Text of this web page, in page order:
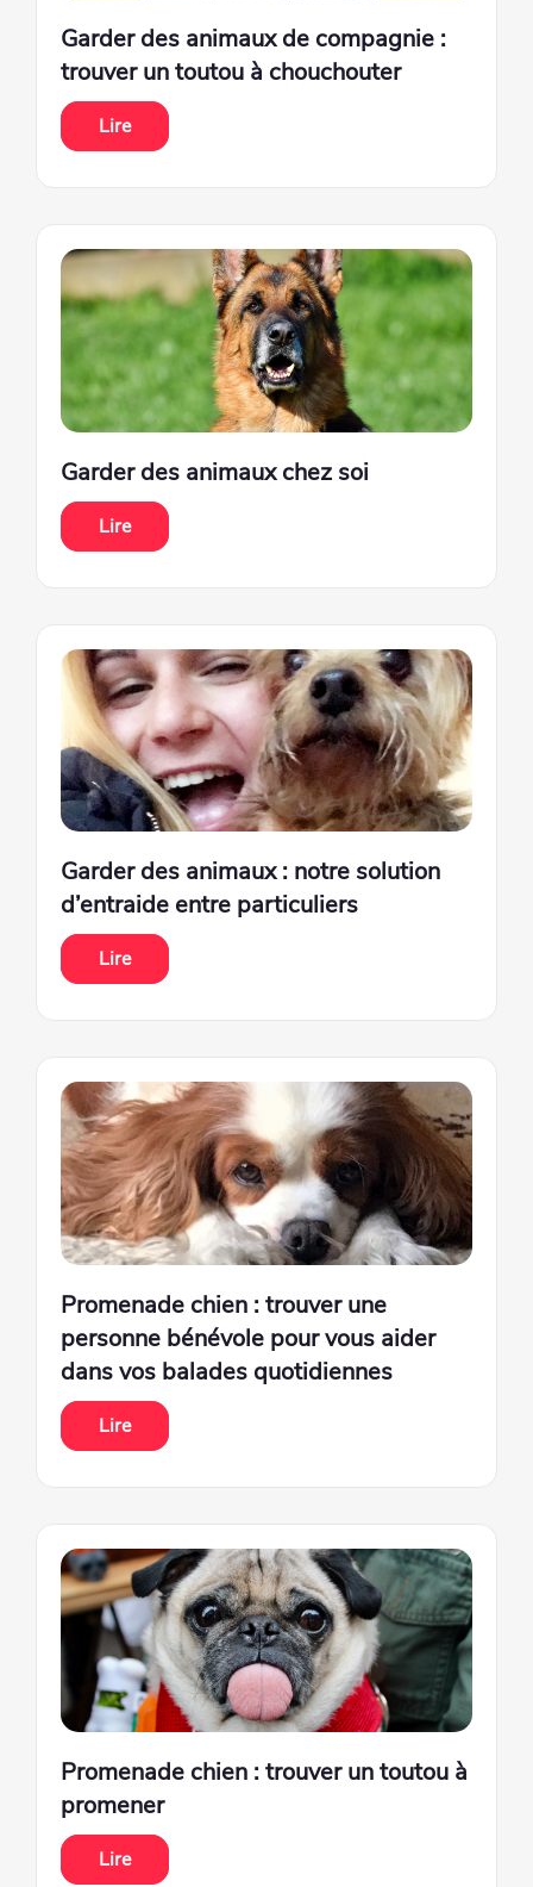
Garder des animaux de compagnie :
trouver un toutou à chouchouter
Lire
Garder des animaux chez soi
Lire
Garder des animaux : notre solution
d’entraide entre particuliers
Lire
Promenade chien : trouver une
personne bénévole pour vous aider
dans vos balades quotidiennes
Lire
Promenade chien : trouver un toutou à
promener
Lire